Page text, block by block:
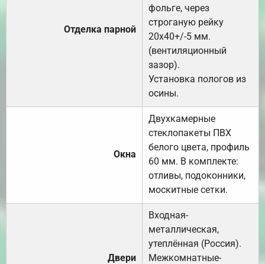
Отделка парной
фольге, через
строганую рейку
20х40+/-5 мм.
(вентиляционный
зазор).
Установка пологов из
осины.
Окна
Двухкамерные
стеклопакеты ПВХ
белого цвета, профиль
60 мм. В комплекте:
отливы, подоконники,
москитные сетки.
Двери
Входная-
металлическая,
утеплённая (Россия).
Межкомнатные-